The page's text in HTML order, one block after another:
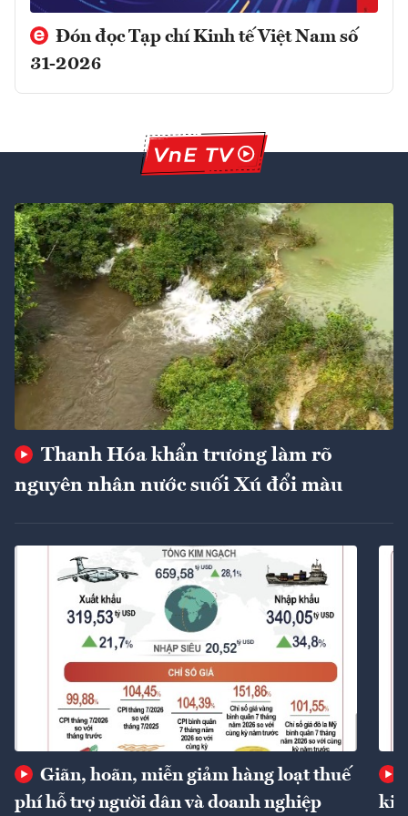
Đón đọc Tạp chí Kinh tế Việt Nam số
31-2026
Thanh Hóa khẩn trương làm rõ
nguyên nhân nước suối Xú đổi màu
Giãn, hoãn, miễn giảm hàng loạt thuế
phí hỗ trợ người dân và doanh nghiệp